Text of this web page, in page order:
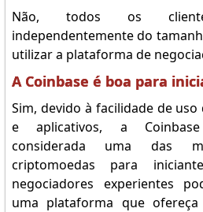
Não, todos os
independentemente do
utilizar a plataforma de
A Coinbase é boa para
Sim, devido à facilidade de
e aplicativos, a
considerada uma das
criptomoedas para
negociadores experientes
uma plataforma que